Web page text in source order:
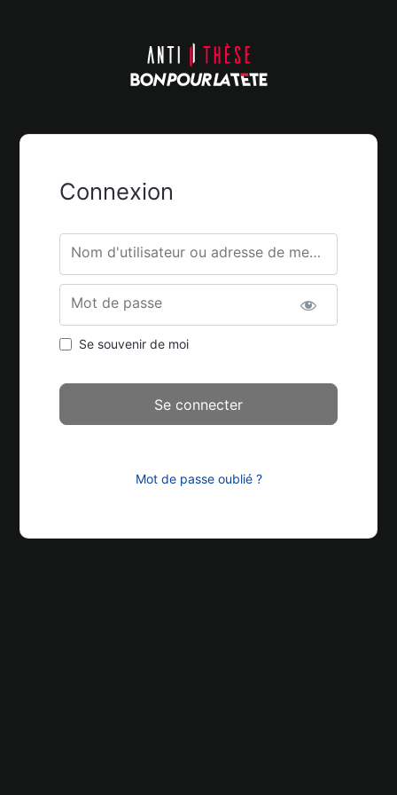
Connexion
Nom d'utilisateur ou adresse de messagerie.
Mot de passe
Se souvenir de moi
Mot de passe oublié ?